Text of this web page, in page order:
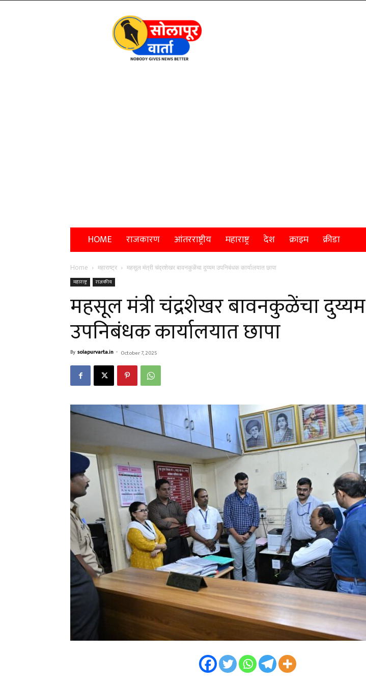
Solapur
Varta
HOME राजकारण आंतरराष्ट्रीय महाराष्ट्र देश क्राइम क्रीडा
Home महाराष्ट्र महसूल मंत्री चंद्रशेखर बावनकुळेंचा दुय्यम उपनिबंधक कार्यालयात छापा
महाराष्ट्र राजकीय
महसूल मंत्री चंद्रशेखर बावनकुळेंचा दुय्यम
उपनिबंधक कार्यालयात छापा
By solapurvarta.in - October 7, 2025